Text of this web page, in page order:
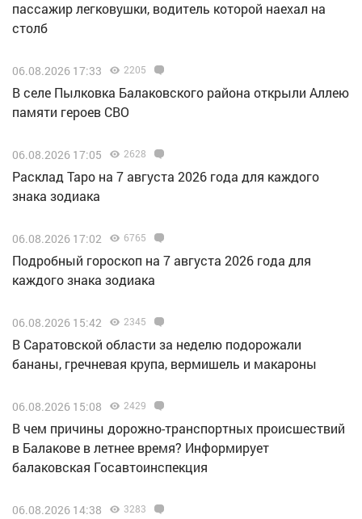
пассажир легковушки, водитель которой наехал на
столб
06.08.2026 17:33 2205
В селе Пылковка Балаковского района открыли Аллею
памяти героев СВО
06.08.2026 17:05 2628
Расклад Таро на 7 августа 2026 года для каждого
знака зодиака
06.08.2026 17:02 6765
Подробный гороскоп на 7 августа 2026 года для
каждого знака зодиака
06.08.2026 15:42 2345
В Саратовской области за неделю подорожали
бананы, гречневая крупа, вермишель и макароны
06.08.2026 15:08 2429
В чем причины дорожно-транспортных происшествий
в Балакове в летнее время? Информирует
балаковская Госавтоинспекция
06.08.2026 14:38 3283